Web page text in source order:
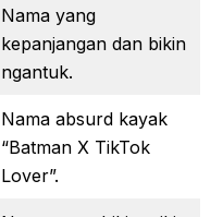
Nama yang
kepanjangan dan bikin
ngantuk.
Nama absurd kayak
“Batman X TikTok
Lover”.